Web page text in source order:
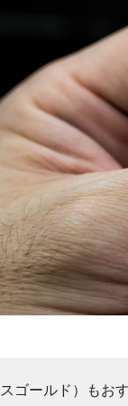
ゴールド）もお